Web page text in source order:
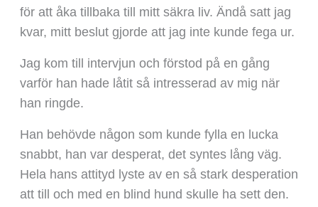
för att åka tillbaka till mitt säkra liv. Ändå satt jag
kvar, mitt beslut gjorde att jag inte kunde fega ur.
Jag kom till intervjun och förstod på en gång
varför han hade låtit så intresserad av mig när
han ringde.
Han behövde någon som kunde fylla en lucka
snabbt, han var desperat, det syntes lång väg.
Hela hans attityd lyste av en så stark desperation
att till och med en blind hund skulle ha sett den.